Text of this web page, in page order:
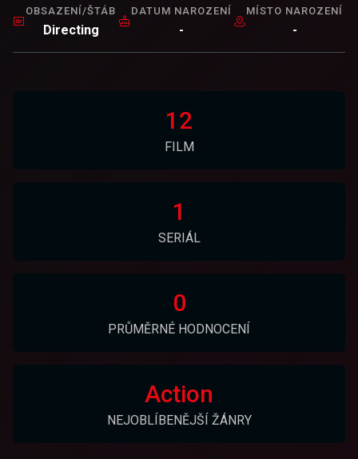
OBSAZENÍ/ŠTÁB
Directing
DATUM NAROZENÍ
-
MÍSTO NAROZENÍ
-
12
FILM
1
SERIÁL
0
PRŮMĚRNÉ HODNOCENÍ
Action
NEJOBLÍBENĚJŠÍ ŽÁNRY